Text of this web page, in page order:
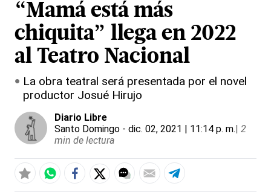
“Mamá está más
chiquita” llega en 2022
al Teatro Nacional
La obra teatral será presentada por el novel
productor Josué Hirujo
Diario Libre
Santo Domingo - dic. 02, 2021 | 11:14 p. m.| 2
min de lectura